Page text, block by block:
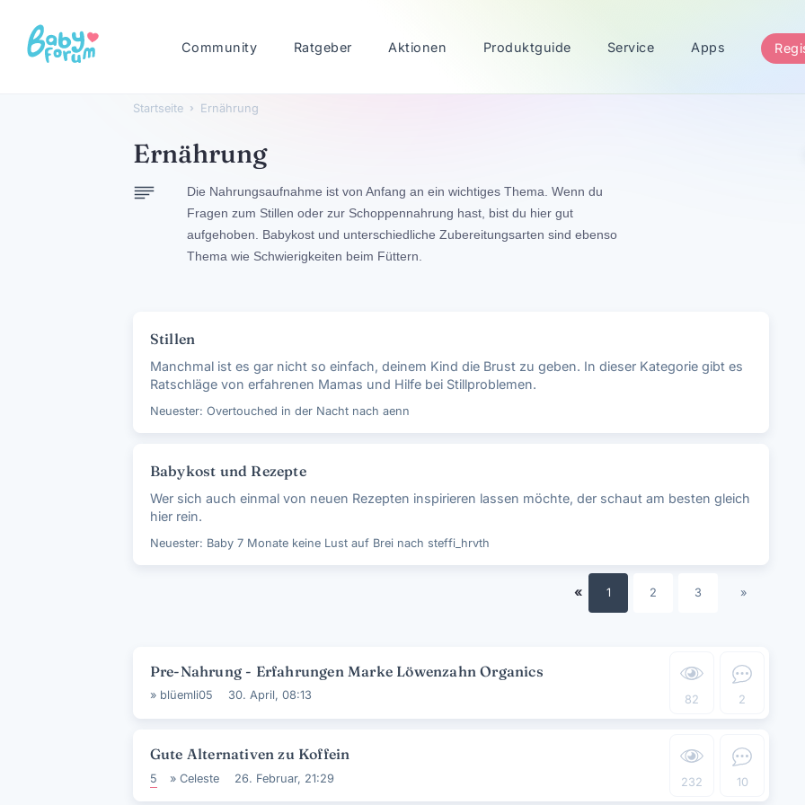
Community Ratgeber Aktionen Produktguide Service Apps
Startseite › Ernährung
Ernährung
Die Nahrungsaufnahme ist von Anfang an ein wichtiges Thema. Wenn du
Fragen zum Stillen oder zur Schoppennahrung hast, bist du hier gut
aufgehoben. Babykost und unterschiedliche Zubereitungsarten sind ebenso
Thema wie Schwierigkeiten beim Füttern.
Stillen
Manchmal ist es gar nicht so einfach, deinem Kind die Brust zu geben. In dieser Kategorie gibt es
Ratschläge von erfahrenen Mamas und Hilfe bei Stillproblemen.
Neuester: Overtouched in der Nacht nach aenn
Babykost und Rezepte
Wer sich auch einmal von neuen Rezepten inspirieren lassen möchte, der schaut am besten gleich
hier rein.
Neuester: Baby 7 Monate keine Lust auf Brei nach steffi_hrvth
« 1 2 3 »
2
82
Pre-Nahrung - Erfahrungen Marke Löwenzahn Organics
» blüemli05 30. April, 08:13
10
232
Gute Alternativen zu Koffein
5 » Celeste 26. Februar, 21:29